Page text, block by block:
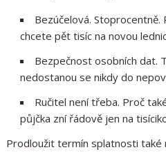
Bezúčelová.
chcete pět tisíc na novou
Bezpečnost osobních dat.
nedostanou se nikdy do
Ručitel není třeba. Proč
půjčka zní řádově jen na
Prodloužit termín splatnosti také